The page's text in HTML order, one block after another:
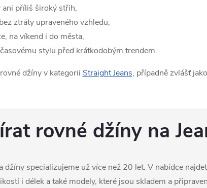
ani příliš široký střih,
ztráty upraveného vzhledu,
na víkend i do města,
stylu před krátkodobým trendem.
džíny v kategorii Straight Jeans, případně zvlášť jako
rovné džíny na
džíny specializujeme už více než 20 let. V nabídce
i délek a také modely, které jsou skladem a